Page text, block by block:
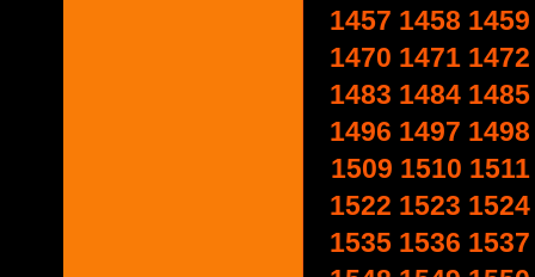
1457 1458 1459
1470 1471 1472
1483 1484 1485
1496 1497 1498
1509 1510 1511
1522 1523 1524
1535 1536 1537